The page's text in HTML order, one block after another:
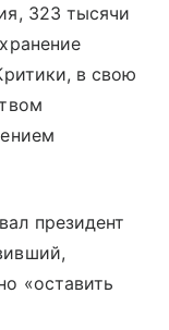
323 тысячи
в свою
президент
«оставить